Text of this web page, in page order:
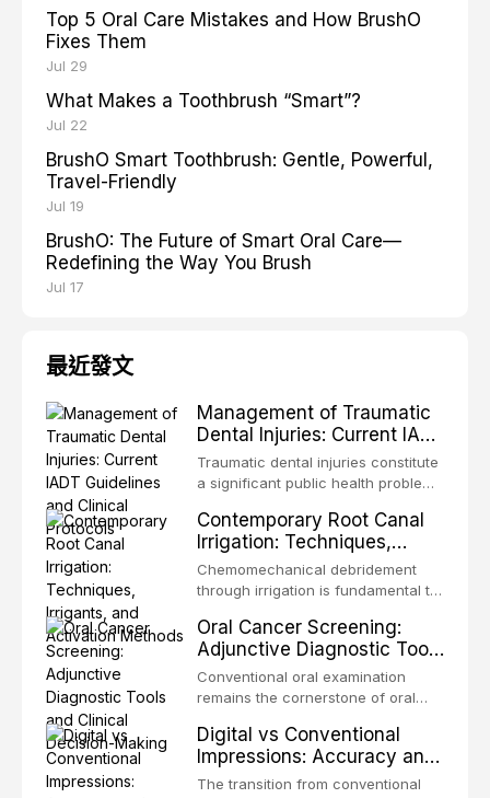
Top 5 Oral Care Mistakes and How BrushO
Fixes Them
Jul 29
What Makes a Toothbrush “Smart”?
Jul 22
BrushO Smart Toothbrush: Gentle, Powerful,
Travel-Friendly
Jul 19
BrushO: The Future of Smart Oral Care—
Redefining the Way You Brush
Jul 17
最近發文
Management of Traumatic
Dental Injuries: Current IADT
Guidelines and Clinical
Protocols
Traumatic dental injuries constitute
a significant public health problem,
adolescents, with approximately
one-third of individuals
experiencing a dental trauma
before adulthood. The International
periodically updates evidence-
based guidelines for the
management of these injuries. This
article synthesizes the current IADT
fractures, luxation injuries, root
fractures, and avulsion, and
Contemporary Root Canal
Irrigation: Techniques,
Irrigants, and Activation
Methods
Chemomechanical debridement
through irrigation is fundamental to
microorganisms, dissolving organic
tissue, and removing the smear
layer from the complex root canal
system. This article reviews
compares the properties and
efficacy of sodium hypochlorite,
EDTA, chlorhexidine, and newer
Oral Cancer Screening:
Adjunctive Diagnostic Tools
and Clinical Decision-
Making
Conventional oral examination
remains the cornerstone of oral
diagnostic tools have been
developed to improve the detection
of potentially malignant disorders
Digital vs Conventional
Impressions: Accuracy and
Clinical Efficiency
The transition from conventional